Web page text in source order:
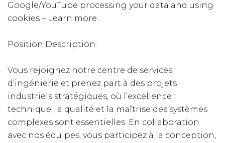
Google/YouTube processing your data and using
cookies – Learn more .
Position Description:
Vous rejoignez notre centre de services
d’ingénierie et prenez part à des projets
industriels stratégiques, où l’excellence
technique, la qualité et la maîtrise des systèmes
complexes sont essentielles. En collaboration
avec nos équipes, vous participez à la conception,